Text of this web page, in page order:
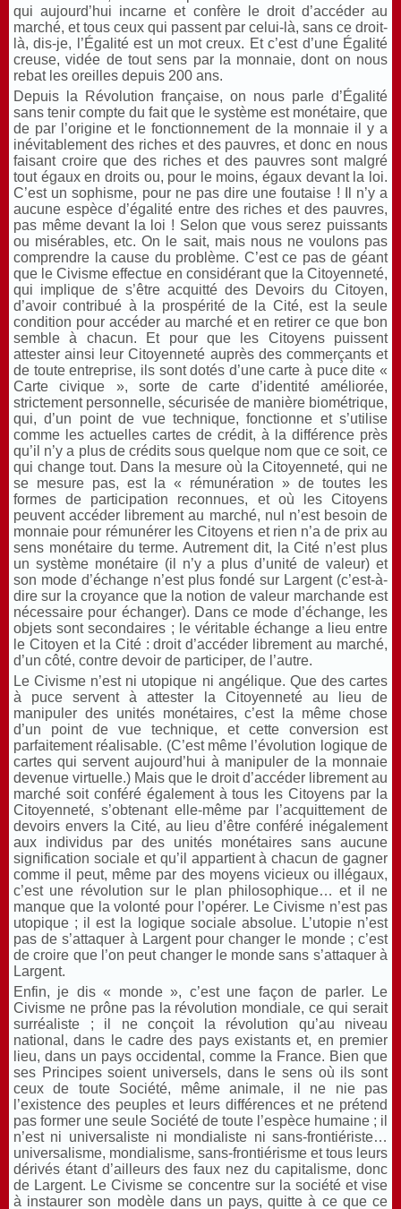
qui aujourd’hui incarne et confère le droit d’accéder au
marché, et tous ceux qui passent par celui-là, sans ce droit-
là, dis-je, l’Égalité est un mot creux. Et c’est d’une Égalité
creuse, vidée de tout sens par la monnaie, dont on nous
rebat les oreilles depuis 200 ans.
Depuis la Révolution française, on nous parle d’Égalité
sans tenir compte du fait que le système est monétaire, que
de par l’origine et le fonctionnement de la monnaie il y a
inévitablement des riches et des pauvres, et donc en nous
faisant croire que des riches et des pauvres sont malgré
tout égaux en droits ou, pour le moins, égaux devant la loi.
C’est un sophisme, pour ne pas dire une foutaise ! Il n’y a
aucune espèce d’égalité entre des riches et des pauvres,
pas même devant la loi ! Selon que vous serez puissants
ou misérables, etc. On le sait, mais nous ne voulons pas
comprendre la cause du problème. C’est ce pas de géant
que le Civisme effectue en considérant que la Citoyenneté,
qui implique de s’être acquitté des Devoirs du Citoyen,
d’avoir contribué à la prospérité de la Cité, est la seule
condition pour accéder au marché et en retirer ce que bon
semble à chacun. Et pour que les Citoyens puissent
attester ainsi leur Citoyenneté auprès des commerçants et
de toute entreprise, ils sont dotés d’une carte à puce dite «
Carte civique », sorte de carte d’identité améliorée,
strictement personnelle, sécurisée de manière biométrique,
qui, d’un point de vue technique, fonctionne et s’utilise
comme les actuelles cartes de crédit, à la différence près
qu’il n’y a plus de crédits sous quelque nom que ce soit, ce
qui change tout. Dans la mesure où la Citoyenneté, qui ne
se mesure pas, est la « rémunération » de toutes les
formes de participation reconnues, et où les Citoyens
peuvent accéder librement au marché, nul n’est besoin de
monnaie pour rémunérer les Citoyens et rien n’a de prix au
sens monétaire du terme. Autrement dit, la Cité n’est plus
un système monétaire (il n’y a plus d’unité de valeur) et
son mode d’échange n’est plus fondé sur Largent (c’est-à-
dire sur la croyance que la notion de valeur marchande est
nécessaire pour échanger). Dans ce mode d’échange, les
objets sont secondaires ; le véritable échange a lieu entre
le Citoyen et la Cité : droit d’accéder librement au marché,
d’un côté, contre devoir de participer, de l’autre.
Le Civisme n’est ni utopique ni angélique. Que des cartes
à puce servent à attester la Citoyenneté au lieu de
manipuler des unités monétaires, c’est la même chose
d’un point de vue technique, et cette conversion est
parfaitement réalisable. (C’est même l’évolution logique de
cartes qui servent aujourd’hui à manipuler de la monnaie
devenue virtuelle.) Mais que le droit d’accéder librement au
marché soit conféré également à tous les Citoyens par la
Citoyenneté, s’obtenant elle-même par l’acquittement de
devoirs envers la Cité, au lieu d’être conféré inégalement
aux individus par des unités monétaires sans aucune
signification sociale et qu’il appartient à chacun de gagner
comme il peut, même par des moyens vicieux ou illégaux,
c’est une révolution sur le plan philosophique… et il ne
manque que la volonté pour l’opérer. Le Civisme n’est pas
utopique ; il est la logique sociale absolue. L’utopie n’est
pas de s’attaquer à Largent pour changer le monde ; c’est
de croire que l’on peut changer le monde sans s’attaquer à
Largent.
Enfin, je dis « monde », c’est une façon de parler. Le
Civisme ne prône pas la révolution mondiale, ce qui serait
surréaliste ; il ne conçoit la révolution qu’au niveau
national, dans le cadre des pays existants et, en premier
lieu, dans un pays occidental, comme la France. Bien que
ses Principes soient universels, dans le sens où ils sont
ceux de toute Société, même animale, il ne nie pas
l’existence des peuples et leurs différences et ne prétend
pas former une seule Société de toute l’espèce humaine ; il
n’est ni universaliste ni mondialiste ni sans-frontiériste…
universalisme, mondialisme, sans-frontiérisme et tous leurs
dérivés étant d’ailleurs des faux nez du capitalisme, donc
de Largent. Le Civisme se concentre sur la société et vise
à instaurer son modèle dans un pays, quitte à ce que ce